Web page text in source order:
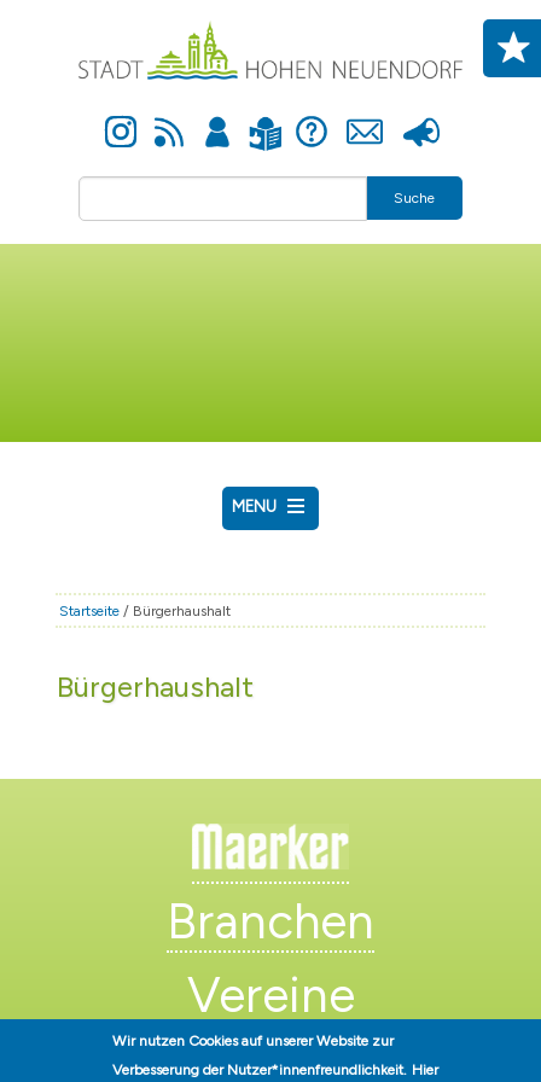
Instagram Newsfeed Anmelden Leichte Sprache Hilfe Kontakt Presse
Suche
MENU
RATHAUS & POLITIK
FAMILIE & BILDUNG
Startseite / Bürgerhaushalt
Bürgerhaushalt
Branchen
Vereine
Künstler
Wir nutzen Cookies auf unserer Website zur
Verbesserung der Nutzer*innenfreundlichkeit. Hier